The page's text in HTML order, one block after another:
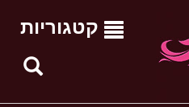
נגישות
קטגוריות